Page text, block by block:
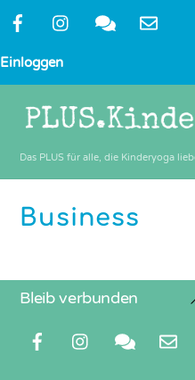
Skip
content
Einloggen
Das PLUS für alle, die Kinderyoga
Business
Bleib verbunden